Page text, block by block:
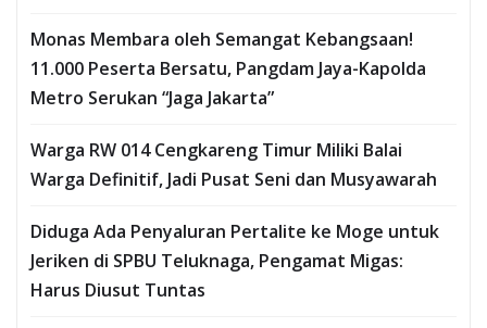
Monas Membara oleh Semangat Kebangsaan!
11.000 Peserta Bersatu, Pangdam Jaya-Kapolda
Metro Serukan “Jaga Jakarta”
Warga RW 014 Cengkareng Timur Miliki Balai
Warga Definitif, Jadi Pusat Seni dan Musyawarah
Diduga Ada Penyaluran Pertalite ke Moge untuk
Jeriken di SPBU Teluknaga, Pengamat Migas:
Harus Diusut Tuntas